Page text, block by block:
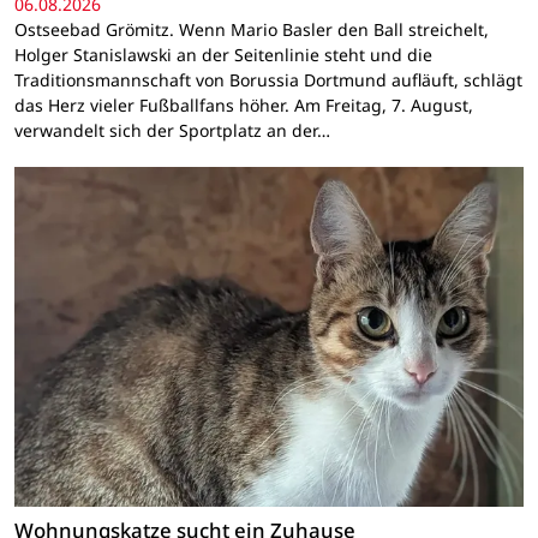
Ostseebad Grömitz. Wenn Mario Basler den Ball streichelt,
Holger Stanislawski an der Seitenlinie steht und die
Traditionsmannschaft von Borussia Dortmund aufläuft, schlägt
das Herz vieler Fußballfans höher. Am Freitag, 7. August,
verwandelt sich der Sportplatz an der…
Wohnungskatze sucht ein Zuhause